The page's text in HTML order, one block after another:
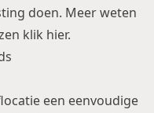
doen. Meer weten
klik hier.
een eenvoudige